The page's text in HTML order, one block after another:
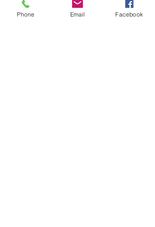
Phone Email Facebook